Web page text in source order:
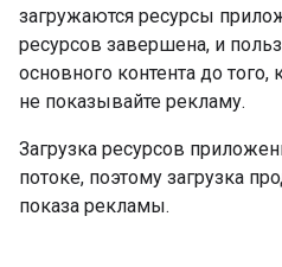
загружаются ресурсы
ресурсов завершена, и
основного контента до того,
не показывайте рекламу.
Загрузка ресурсов
потоке, поэтому загрузка
показа рекламы.